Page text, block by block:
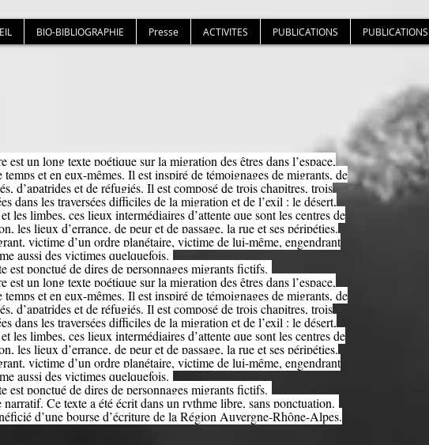
BIO-BIBLIOGRAPHIE Presse ACTIVITES PUBLICATIONS PUBLICATIONS
est un long texte poétique sur la migration des êtres dans l’espace,
temps et en eux-mêmes. Il est inspiré de témoignages de migrants, de
d’apatrides et de réfugiés. Il est composé de trois chapitres, trois
dans les traversées difficiles de la migration et de l’exil : le désert,
les limbes, ces lieux intermédiaires d’attente que sont les centres de
les lieux d’errance, de peur et de passage, la rue et ses péripéties.
victime d’un ordre planétaire, victime de lui-même, engendrant
aussi des victimes quelquefois.
est ponctué de dires de personnages migrants fictifs.
est un long texte poétique sur la migration des êtres dans l’espace,
temps et en eux-mêmes. Il est inspiré de témoignages de migrants, de
d’apatrides et de réfugiés. Il est composé de trois chapitres, trois
dans les traversées difficiles de la migration et de l’exil : le désert,
les limbes, ces lieux intermédiaires d’attente que sont les centres de
les lieux d’errance, de peur et de passage, la rue et ses péripéties.
victime d’un ordre planétaire, victime de lui-même, engendrant
aussi des victimes quelquefois.
est ponctué de dires de personnages migrants fictifs.
narratif. Ce texte a été écrit dans un rythme libre, sans ponctuation.
d’une bourse d’écriture de la Région Auvergne-Rhône-Alpes.